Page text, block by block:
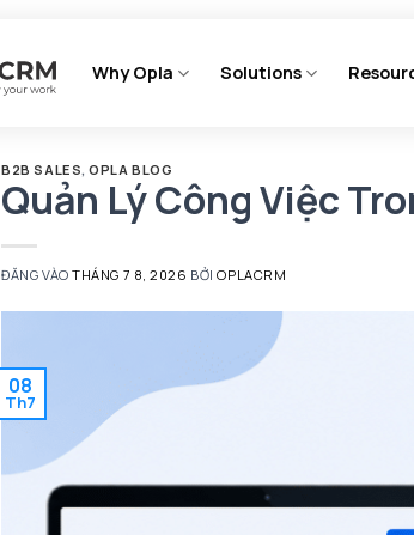
Why Opla Solutions
B2B SALES,OPLA BLOG
Quản Lý Công Việc
ĐĂNG VÀOTHÁNG 7 8, 2026 BỞIOPLACRM
08
Th7